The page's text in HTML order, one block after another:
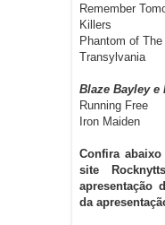
Remember
Killers
Phantom of The
Transylvania
Blaze Bayley e
Running Free
Iron Maiden
Confira
site
apresentação
da